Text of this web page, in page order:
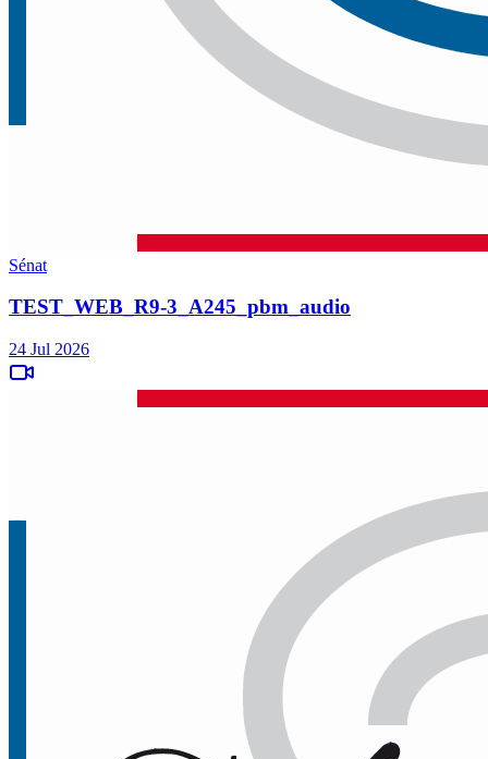
Sénat
TEST_WEB_R9-3_A245_pbm_audio
24 Jul 2026